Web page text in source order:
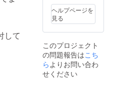
して
ギー：
無し 送
※クラウ
ドファ
ンディ
ング終
了後、
11月以
降に順
ン
ダー・
カルダ
モン・
グリー
ク・ガ
ラムマ
サラ・
ルダモ
ン・
フェヌ
グリー
ラムマ
サラ・
ホワイ
トペッ
パー・
たお湯
で「７
うちで
簡単に
本格ス
パイス
カレー
にして
「冷
とで 味
や香り
や食感
を「お
店で食
べる
カツオ
や煮干
しを
使って
味を感
じるカ
レーに
仕上げ
ており
無く 鶏
肉を超
低温で
時間を
ゆっく
り煮込
むこと
で鶏肉
が持つ
ヘルプページを
見る
このプロジェクト
の問題報告はこち
らよりお問い合わ
せください